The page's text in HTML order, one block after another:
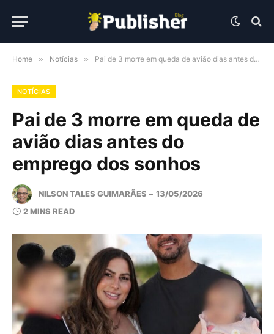
Home » Notícias » Pai de 3 morre em queda de avião dias antes do emprego dos sonhos
NOTÍCIAS
Pai de 3 morre em queda de
avião dias antes do
emprego dos sonhos
NILSON TALES GUIMARÃES
13/05/2026
2 MINS READ